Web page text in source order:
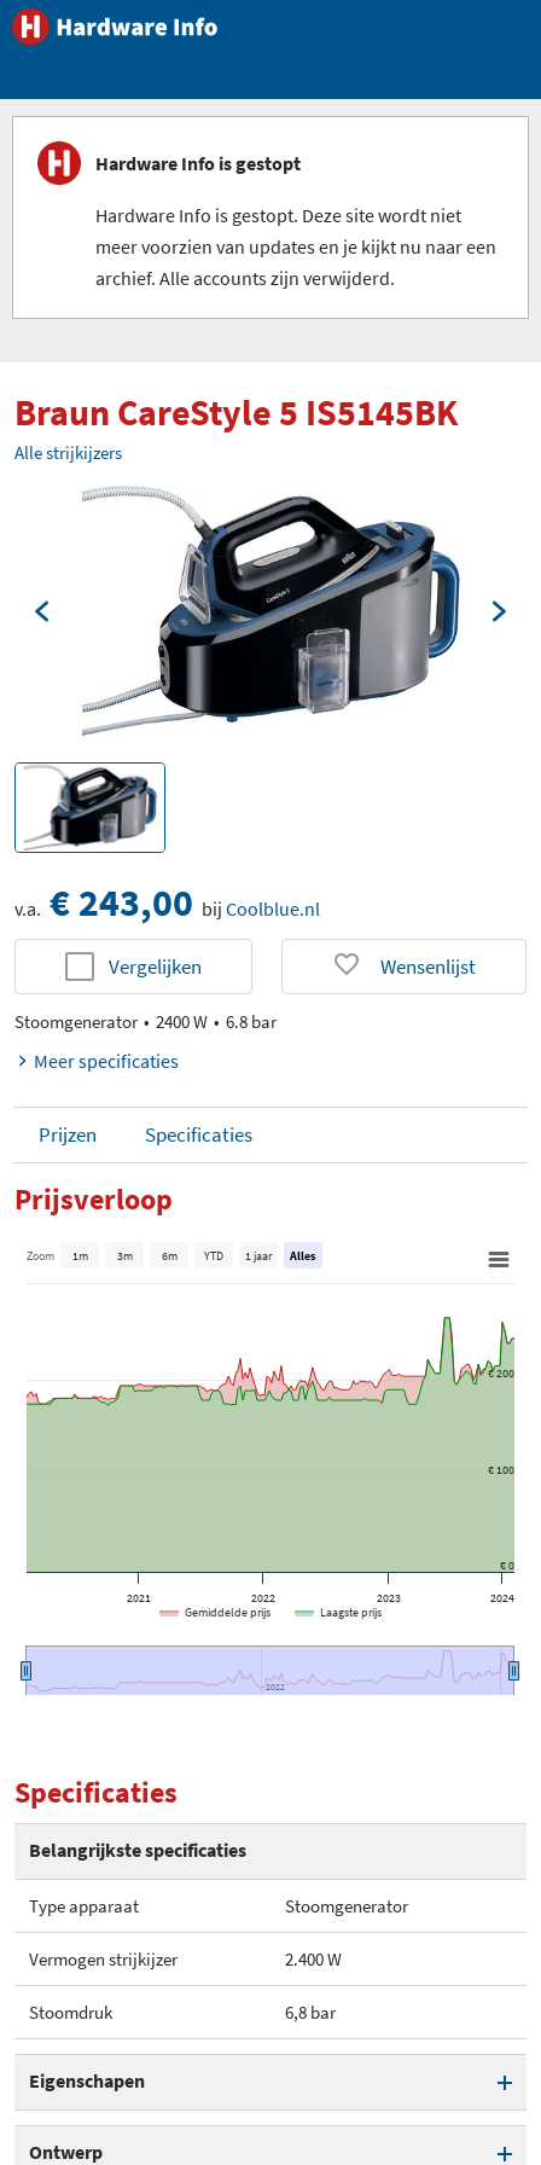
Hardware Info is gestopt
Hardware Info is gestopt. Deze site wordt niet
meer voorzien van updates en je kijkt nu naar een
archief. Alle accounts zijn verwijderd.
Braun CareStyle 5 IS5145BK
Alle strijkijzers
v.a. € 243,00 bij Coolblue.nl
Vergelijken Wensenlijst
Stoomgenerator 2400 W 6.8 bar
Meer specificaties
Prijzen Specificaties
Prijsverloop
2021 2022 2023 2024
2022
2022
€ 0
€ 100
€ 200
Zoom 1m 3m 6m YTD 1 jaar Alles
Gemiddelde prijs Laagste prijs
Specificaties
Belangrijkste specificaties
Type apparaat Stoomgenerator
Vermogen strijkijzer 2.400 W
Stoomdruk 6,8 bar
Eigenschapen
Ontwerp